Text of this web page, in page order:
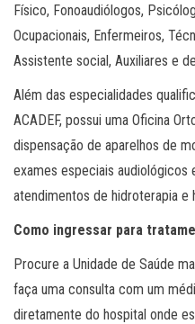
Físico, Fonoaudiólogos,
Ocupacionais, Enfermeiros,
Assistente social, Auxiliares e
Além das especialidades
ACADEF, possui uma Oficina
dispensação de aparelhos de
exames especiais audiológicos
atendimentos de hidroterapia e
Como ingressar para
Procure a Unidade de Saúde
faça uma consulta com um
diretamente do hospital onde